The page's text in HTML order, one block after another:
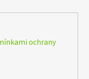
ochrany